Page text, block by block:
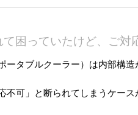
困っていたけど、ご対
タブルクーラー）は内部構造
可」と断られてしまうケース